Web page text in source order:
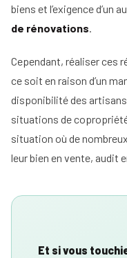
biens et l’exigence d’un
de rénovations.
Cependant, réaliser ces
ce soit en raison d’un
disponibilité des
situations de
situation où de
leur bien en vente, audit
Et si vous